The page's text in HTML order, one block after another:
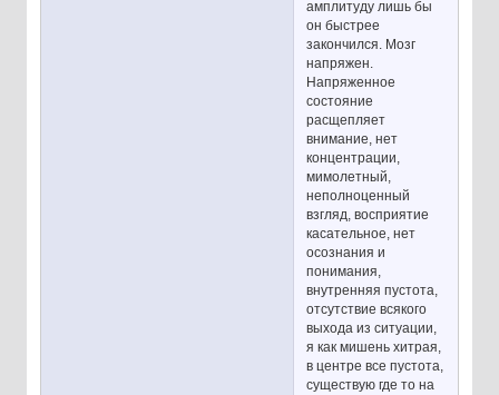
амплитуду лишь бы
он быстрее
закончился. Мозг
напряжен.
Напряженное
состояние
расщепляет
внимание, нет
концентрации,
мимолетный,
неполноценный
взгляд, восприятие
касательное, нет
осознания и
понимания,
внутренняя пустота,
отсутствие всякого
выхода из ситуации,
я как мишень хитрая,
в центре все пустота,
существую где то на